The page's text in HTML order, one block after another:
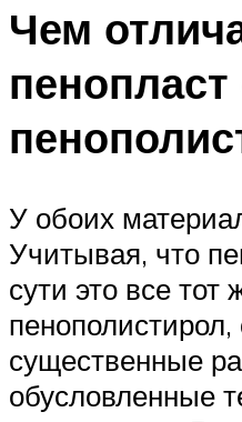
Чем
пенопласт
У обоих
Учитывая, что
сути это все тот
пенополистирол,
существенные
обусловленные